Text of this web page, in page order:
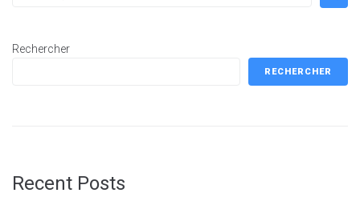
Rechercher
RECHERCHER
Recent Posts